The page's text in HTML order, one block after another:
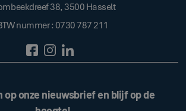
38, 3500 Hasselt
nummer : 0730 787 211
op onze nieuwsbrief en blijf op de